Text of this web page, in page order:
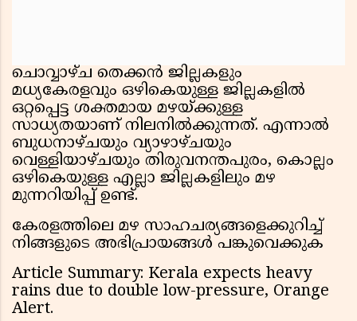
ചൊവ്വാഴ്ച തെക്കൻ ജില്ലകളും
മധ്യകേരളവും ഒഴികെയുള്ള ജില്ലകളിൽ
ഒറ്റപ്പെട്ട ശക്തമായ മഴയ്ക്കുള്ള
സാധ്യതയാണ് നിലനിൽക്കുന്നത്. എന്നാൽ
ബുധനാഴ്ചയും വ്യാഴാഴ്ചയും
വെള്ളിയാഴ്ചയും തിരുവനന്തപുരം, കൊല്ലം
ഒഴികെയുള്ള എല്ലാ ജില്ലകളിലും മഴ
മുന്നറിയിപ്പ് ഉണ്ട്.
കേരളത്തിലെ മഴ സാഹചര്യങ്ങളെക്കുറിച്ച്
നിങ്ങളുടെ അഭിപ്രായങ്ങൾ പങ്കുവെക്കുക
Article Summary: Kerala expects heavy
rains due to double low-pressure, Orange
Alert.